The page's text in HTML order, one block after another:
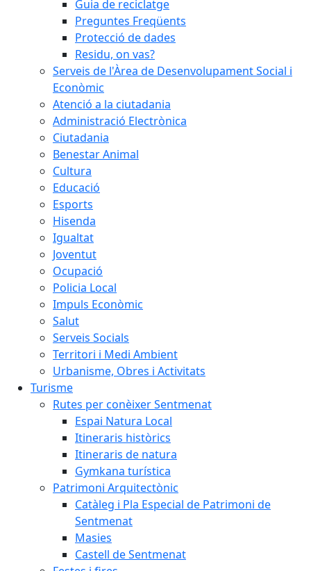
Guia de reciclatge
Preguntes Freqüents
Protecció de dades
Residu, on vas?
Serveis de l'Àrea de Desenvolupament Social i
Econòmic
Atenció a la ciutadania
Administració Electrònica
Ciutadania
Benestar Animal
Cultura
Educació
Esports
Hisenda
Igualtat
Joventut
Ocupació
Policia Local
Impuls Econòmic
Salut
Serveis Socials
Territori i Medi Ambient
Urbanisme, Obres i Activitats
Turisme
Rutes per conèixer Sentmenat
Espai Natura Local
Itineraris històrics
Itineraris de natura
Gymkana turística
Patrimoni Arquitectònic
Catàleg i Pla Especial de Patrimoni de
Sentmenat
Masies
Castell de Sentmenat